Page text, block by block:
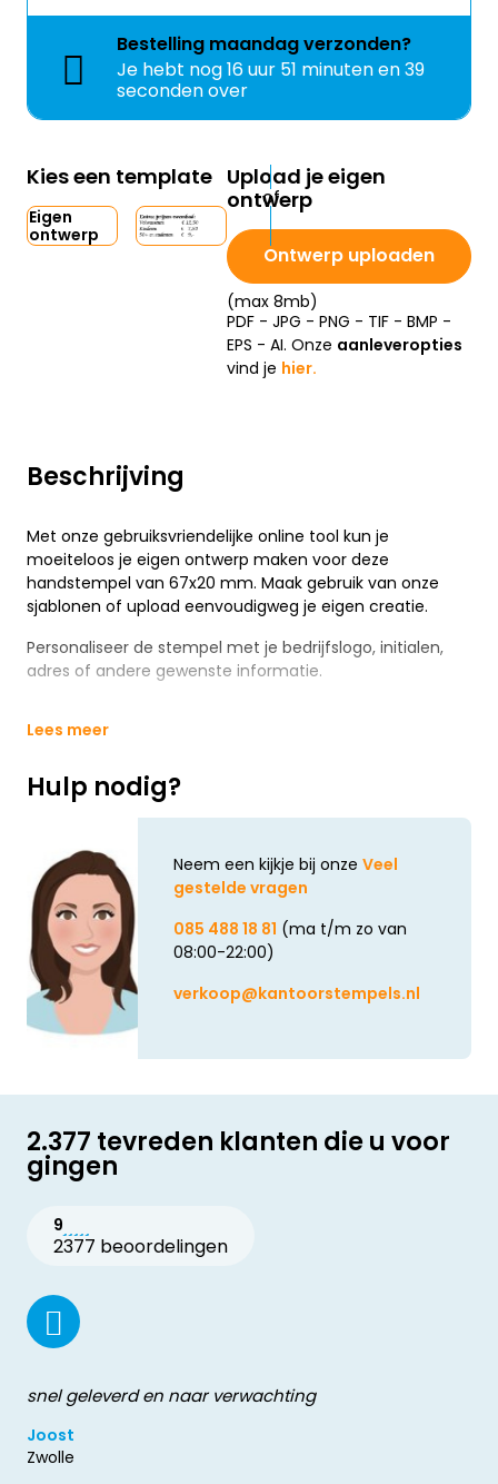
Beschrijving
Met onze gebruiksvriendelijke online tool kun je
moeiteloos je eigen ontwerp maken voor deze
handstempel van 67x20 mm. Maak gebruik van onze
sjablonen of upload eenvoudigweg je eigen creatie.
Personaliseer de stempel met je bedrijfslogo, initialen,
adres of andere gewenste informatie.
Lees meer
Hulp nodig?
Neem een kijkje bij onze Veel
gestelde vragen
085 488 18 81 (ma t/m zo van
08:00-22:00)
verkoop@kantoorstempels.nl
Bestelling maandagverzonden?
Je hebt nog16 uur 51 minuten en 39
seconden over
Kies een template
Eigen
ontwerp
Upload je eigen
ontwerp
Ontwerp uploaden
(max 8mb)
PDF - JPG - PNG - TIF - BMP -
EPS - AI. Onze aanleveropties
vind je hier.
2.377 tevreden klanten die u voor
gingen
9
2377 beoordelingen
snel geleverd en naar verwachting
Joost
Zwolle